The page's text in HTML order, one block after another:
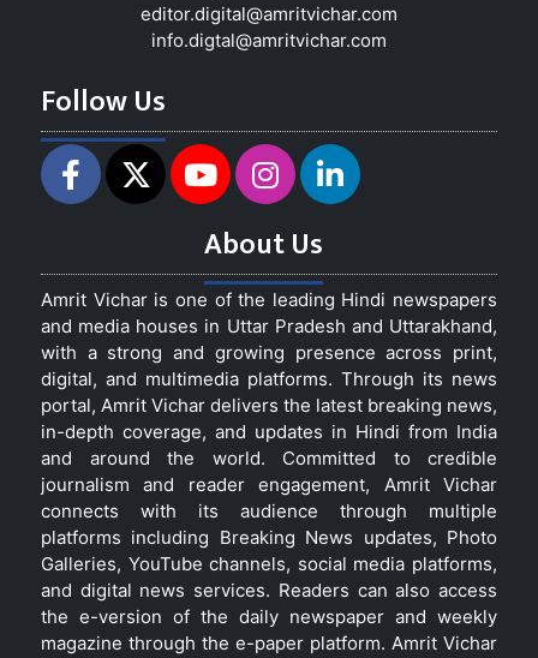
editor.digital@amritvichar.com
info.digtal@amritvichar.com
Follow Us
About Us
Amrit Vichar is one of the leading Hindi newspapers
and media houses in Uttar Pradesh and Uttarakhand,
with a strong and growing presence across print,
digital, and multimedia platforms. Through its news
portal, Amrit Vichar delivers the latest breaking news,
in-depth coverage, and updates in Hindi from India
and around the world. Committed to credible
journalism and reader engagement, Amrit Vichar
connects with its audience through multiple
platforms including Breaking News updates, Photo
Galleries, YouTube channels, social media platforms,
and digital news services. Readers can also access
the e-version of the daily newspaper and weekly
magazine through the e-paper platform. Amrit Vichar